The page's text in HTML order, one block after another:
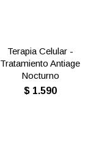
Terapia Celular -
Tratamiento Antiage
Nocturno
$ 1.590